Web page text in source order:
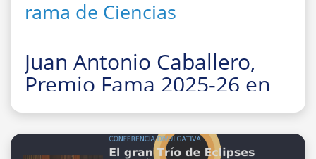
rama de Ciencias
Juan Antonio Caballero,
Premio Fama 2025-26 en
la rama de Ciencias
La Facultad de Fí